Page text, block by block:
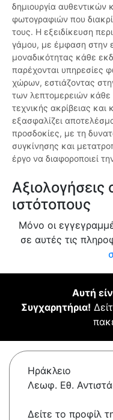
δημιουργία αυθεντικών
φωτογραφιών που
τους. Η εξειδίκευση
γάμου, με έμφαση στην
μοναδικότητας κάθε
παρέχονται υπηρεσίες
χώρων, εστιάζοντας
των λεπτομερειών
τεχνικής ακρίβειας και
εξασφαλίζει
προσδοκίες, με τη
συγκίνησης και
έργο να διαφοροποιεί
ιστότοπους
Μόνο οι
σε αυτές τις
Αυτή
Συγχαρητήρια!
Ηράκλειο
Λεωφ. Εθ.
Δείτε το προφίλ